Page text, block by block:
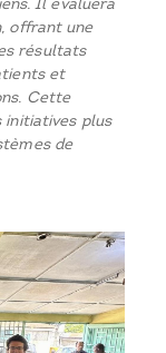
offrant une
résultats
et
Cette
initiatives plus
de